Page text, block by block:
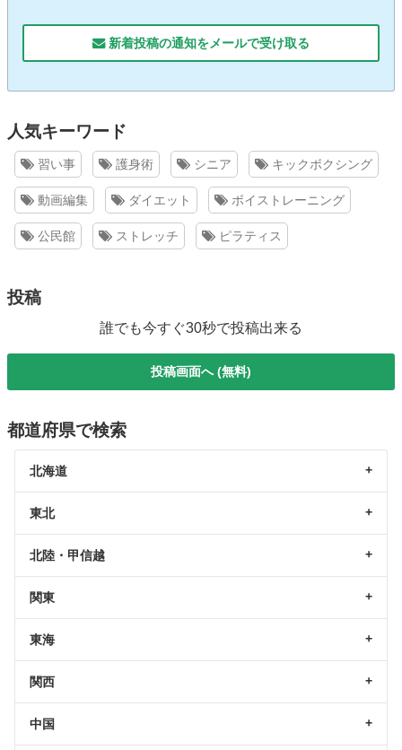
新着投稿の通知をメールで受け取る
人気キーワード
習い事 護身術 シニア キックボクシング
動画編集 ダイエット ボイストレーニング
公民館 ストレッチ ピラティス
投稿
誰でも今すぐ30秒で投稿出来る
投稿画面へ (無料)
都道府県で検索
北海道
東北
北陸・甲信越
関東
東海
関西
中国